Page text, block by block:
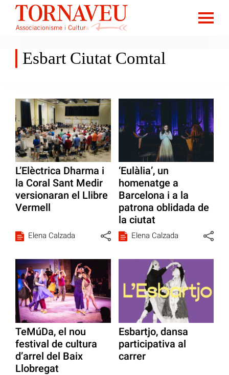
Esbart Ciutat Comtal
L’Elèctrica Dharma i
la Coral Sant Medir
versionaran el Llibre
Vermell
Elena Calzada
‘Eulàlia’, un
homenatge a
Barcelona i a la
patrona oblidada de
la ciutat
Elena Calzada
TeMúDa, el nou
festival de cultura
d’arrel del Baix
Llobregat
Esbartjo, dansa
participativa al
carrer